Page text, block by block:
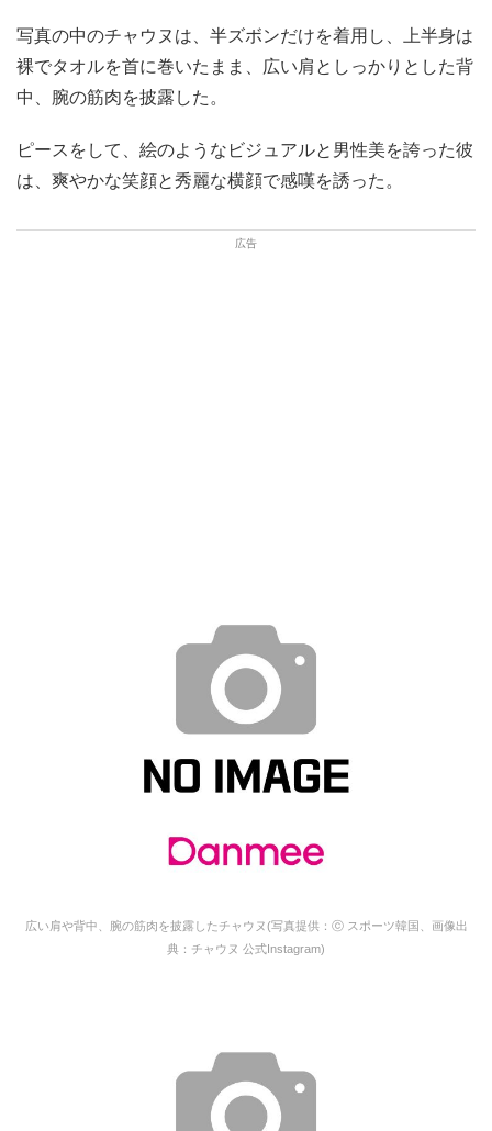
写真の中のチャウヌは、半ズボンだけを着用し、上半身は
裸でタオルを首に巻いたまま、広い肩としっかりとした背
中、腕の筋肉を披露した。
ピースをして、絵のようなビジュアルと男性美を誇った彼
は、爽やかな笑顔と秀麗な横顔で感嘆を誘った。
広い肩や背中、腕の筋肉を披露したチャウヌ(写真提供：ⓒ スポーツ韓国、画像出
典：チャウヌ 公式Instagram)